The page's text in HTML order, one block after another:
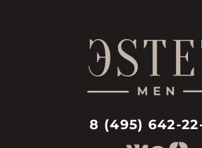
8 (495) 642-